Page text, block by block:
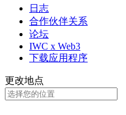
日志
合作伙伴关系
论坛
IWC x Web3
下载应用程序
更改地点